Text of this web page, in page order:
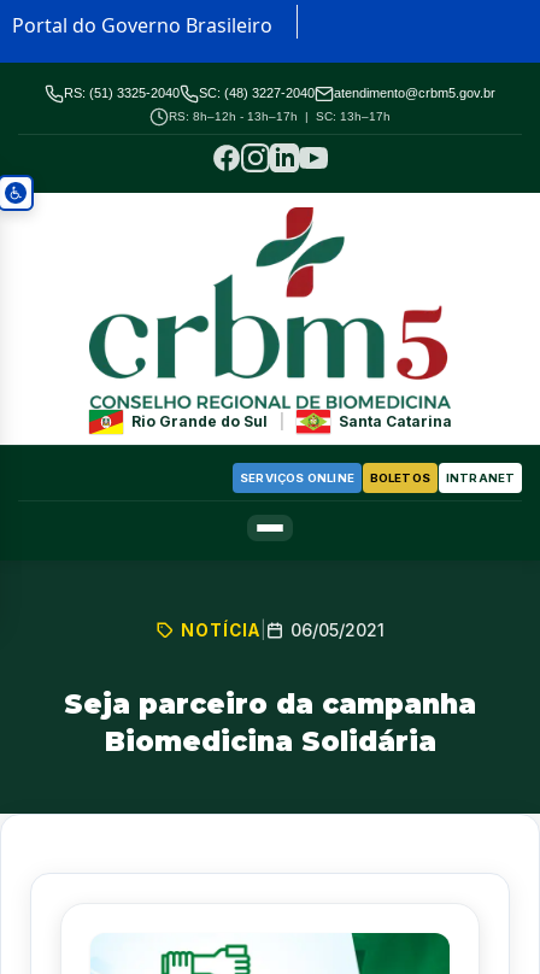
Portal do Governo Brasileiro
RS: (51) 3325-2040 SC: (48) 3227-2040 atendimento@crbm5.gov.br
RS: 8h–12h - 13h–17h | SC: 13h–17h
Rio Grande do Sul Santa Catarina
SERVIÇOS ONLINE BOLETOS INTRANET
NOTÍCIA 06/05/2021
Seja parceiro da campanha
Biomedicina Solidária